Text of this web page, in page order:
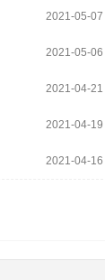
2021-05-07
2021-05-06
2021-04-21
2021-04-19
2021-04-16